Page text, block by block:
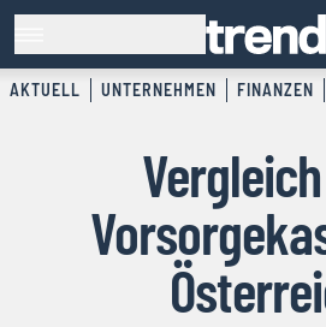
AKTUELL UNTERNEHMEN FINANZEN